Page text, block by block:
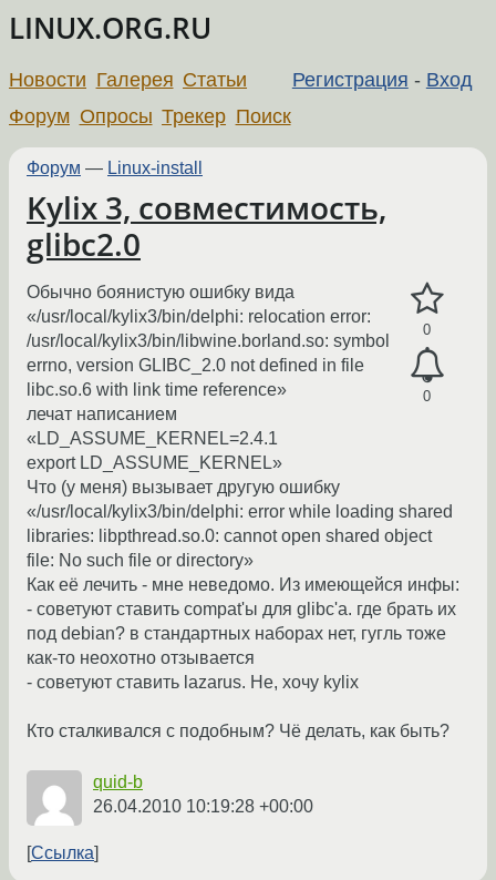
LINUX.ORG.RU
Регистрация - Вход
Новости Галерея Статьи
Форум Опросы Трекер Поиск
Форум — Linux-install
Kylix 3, совместимость,
glibc2.0
0
0
Обычно боянистую ошибку вида
«/usr/local/kylix3/bin/delphi: relocation error:
/usr/local/kylix3/bin/libwine.borland.so: symbol
errno, version GLIBC_2.0 not defined in file
libc.so.6 with link time reference»
лечат написанием
«LD_ASSUME_KERNEL=2.4.1
export LD_ASSUME_KERNEL»
Что (у меня) вызывает другую ошибку
«/usr/local/kylix3/bin/delphi: error while loading shared
libraries: libpthread.so.0: cannot open shared object
file: No such file or directory»
Как её лечить - мне неведомо. Из имеющейся инфы:
- советуют ставить compat'ы для glibc'а. где брать их
под debian? в стандартных наборах нет, гугль тоже
как-то неохотно отзывается
- советуют ставить lazarus. Не, хочу kylix
Кто сталкивался с подобным? Чё делать, как быть?
quid-b
26.04.2010 10:19:28 +00:00
Ссылка